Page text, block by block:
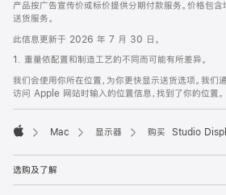
产品按广告宣传价或标价提供分期付款服务。价格包含
送货服务。
此信息更新于 2026 年 7 月 30 日。
1. 重量依配置和制造工艺的不同而可能有所差异。
我们会使用你所在位置，为你更快显示送货选项。我们
访问 Apple 网站时输入的位置信息，找到了你的位置。
Mac 显示器 购买 Studio
选购及了解